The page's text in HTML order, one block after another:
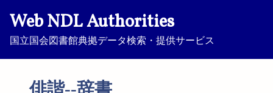
Web NDL Authorities
国立国会図書館典拠データ検索・提供サービス
俳諧--辞書